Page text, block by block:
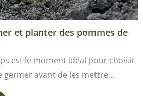
et planter des pommes de
est le moment idéal pour choisir
germer avant de les mettre…